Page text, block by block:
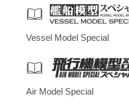
Vessel Model Special
Air Model Special